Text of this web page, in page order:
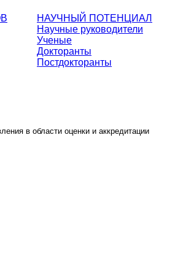
НАУЧНЫЙ ПОТЕНЦИАЛ
Научные руководители
Ученые
Докторанты
Постдокторанты
в области оценки и аккредитации